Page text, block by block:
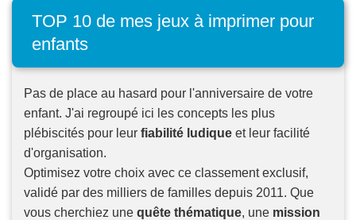
TOP 10 de mes jeux à imprimer pour
enfants
Pas de place au hasard pour l'anniversaire de votre
enfant. J'ai regroupé ici les concepts les plus
plébiscités pour leur fiabilité ludique et leur facilité
d'organisation.
Optimisez votre choix avec ce classement exclusif,
validé par des milliers de familles depuis 2011. Que
vous cherchiez une quête thématique, une mission